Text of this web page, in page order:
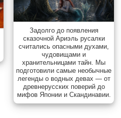
Задолго до появления
сказочной Ариэль русалки
считались опасными духами,
чудовищами и
хранительницами тайн. Мы
подготовили самые необычные
легенды о водных девах — от
древнерусских поверий до
мифов Японии и Скандинавии.